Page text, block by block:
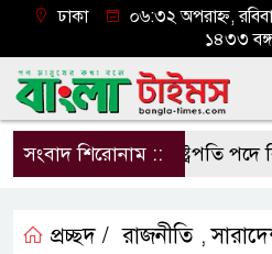
ঢাকা
০৬:৩২ অপরাহ্ন,
১৪৩৩
সংবাদ শিরোনাম ::রাষ্ট্রপতি পদে
প্রচ্ছদ / রাজনীতি ,